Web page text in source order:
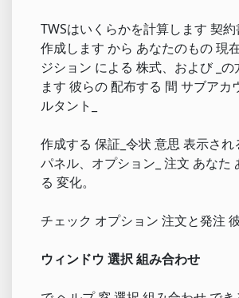
TWSはいくらかを計算します 契約
作成します から あなたのもの 現
ジション による 株式、および _の
ます 彼らの 配布する 間 サブアカ
ルタント_
作成する 保証_令状 意思 表示され
パネル、オプション_ 注文 あなた
る 変化。
チェック オプション 注文と発注 彼
ウィンドウ 選択 組み合わせ